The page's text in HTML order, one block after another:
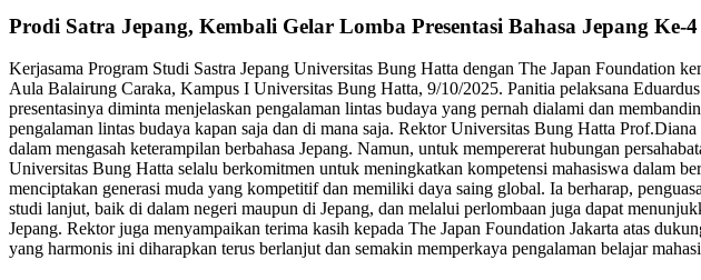
Prodi Satra Jepang, Kembali Gelar Lomba Presentasi Bahasa Jepang
Kerjasama Program Studi Sastra Jepang Universitas Bung Hatta dengan The Japan Foundation
Aula Balairung Caraka, Kampus I Universitas Bung Hatta, 9/10/2025. Panitia pelaksana
presentasinya diminta menjelaskan pengalaman lintas budaya yang pernah dialami dan
pengalaman lintas budaya kapan saja dan di mana saja. Rektor Universitas Bung Hatta
dalam mengasah keterampilan berbahasa Jepang. Namun, untuk mempererat hubungan
Universitas Bung Hatta selalu berkomitmen untuk meningkatkan kompetensi mahasiswa dalam
menciptakan generasi muda yang kompetitif dan memiliki daya saing global. Ia berharap,
studi lanjut, baik di dalam negeri maupun di Jepang, dan melalui perlombaan juga dapat
Jepang. Rektor juga menyampaikan terima kasih kepada The Japan Foundation Jakarta atas
yang harmonis ini diharapkan terus berlanjut dan semakin memperkaya pengalaman belajar